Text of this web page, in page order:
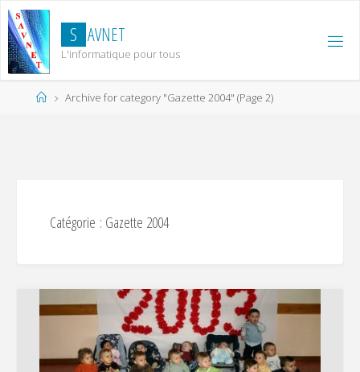
Skip
to
content
S AVNET
L'informatique pour tous
HomeArchive for category "Gazette 2004" (Page 2)
Catégorie : Gazette 2004